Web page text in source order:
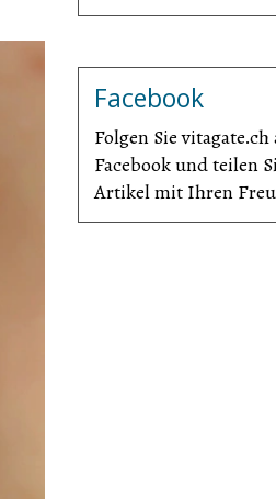
Facebook
Folgen Sie vitagate.ch
Facebook und teilen
Artikel mit Ihren